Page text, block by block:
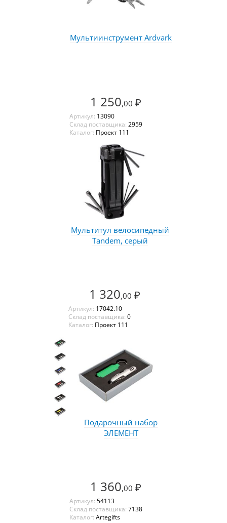
Мультиинструмент Ardvark
1 250,00 ₽
Артикул: 13090
Склад поставщика: 2959
Каталог: Проект 111
Мультитул велосипедный
Tandem, серый
1 320,00 ₽
Артикул: 17042.10
Склад поставщика: 0
Каталог: Проект 111
Подарочный набор
ЭЛЕМЕНТ
1 360,00 ₽
Артикул: 54113
Склад поставщика: 7138
Каталог: Artegifts